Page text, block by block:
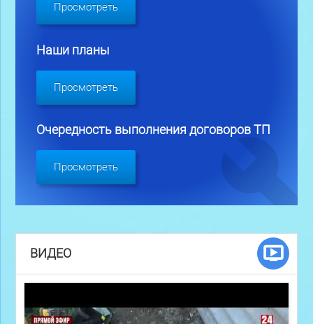
Просмотреть
Наши планы
Просмотреть
Очередность выполнения договоров ТП
Просмотреть
ВИДЕО